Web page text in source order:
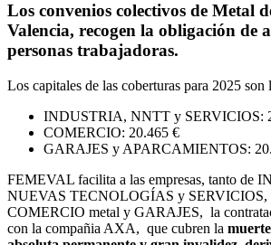
Los convenios colectivos de Metal
Valencia, recogen la obligación de
personas trabajadoras.
Los capitales de las coberturas para 2025 son
INDUSTRIA, NNTT y SERVICIOS:
COMERCIO: 20.465 €
GARAJES y APARCAMIENTOS:
FEMEVAL facilita a las empresas, tanto de
NUEVAS TECNOLOGÍAS y SERVICIOS,
COMERCIO metal y GARAJES, la
con la compañia AXA, que cubren la